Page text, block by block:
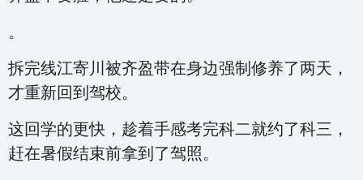
。
拆完线江寄川被齐盈带在身边强制修养了两天，
才重新回到驾校。
这回学的更快，趁着手感考完科二就约了科三，
赶在暑假结束前拿到了驾照。